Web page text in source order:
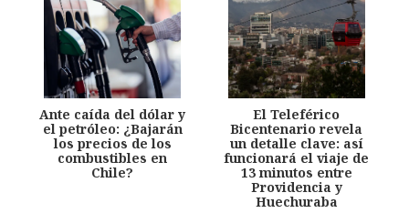
Ante caída del dólar y
el petróleo: ¿Bajarán
los precios de los
combustibles en
Chile?
El Teleférico
Bicentenario revela
un detalle clave: así
funcionará el viaje de
13 minutos entre
Providencia y
Huechuraba